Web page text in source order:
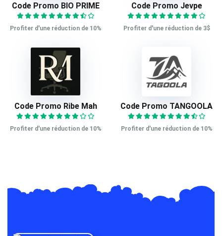
Code Promo BIO PRIME
Profiter d'une réduction de 10%
Code Promo Jevpe
Profiter d'une réduction de 3$
Code Promo Ribe Mah
Profiter d'une réduction de 10%
Code Promo TANGOOLA
Profiter d'une réduction de 10%